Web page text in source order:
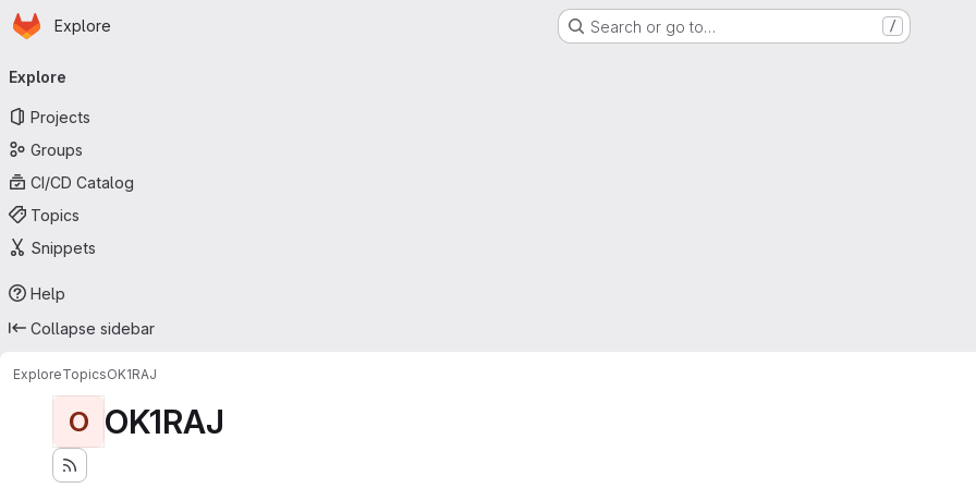
Skip to main content
Homepage
Explore Search or go to… /
navigation
Explore
Projects
Groups
CI/CD Catalog
Topics
Snippets
Help
Collapse sidebar
ExploreTopicsOK1RAJ
O OK1RAJ